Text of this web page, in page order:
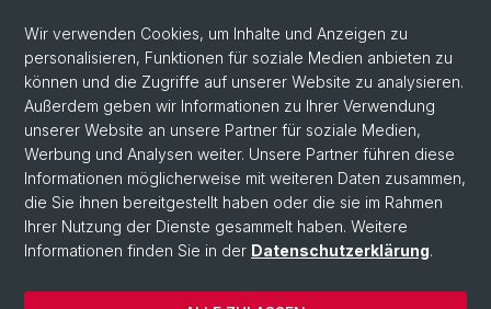
Social Media
Instagram
LinkedIn
TikTok
Wir verwenden Cookies, um Inhalte und Anzeigen zu
personalisieren, Funktionen für soziale Medien anbieten zu
können und die Zugriffe auf unserer Website zu analysieren.
Außerdem geben wir Informationen zu Ihrer Verwendung
unserer Website an unsere Partner für soziale Medien,
Werbung und Analysen weiter. Unsere Partner führen diese
Informationen möglicherweise mit weiteren Daten zusammen,
die Sie ihnen bereitgestellt haben oder die sie im Rahmen
Ihrer Nutzung der Dienste gesammelt haben. Weitere
Informationen finden Sie in der Datenschutzerklärung.